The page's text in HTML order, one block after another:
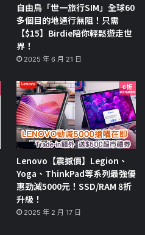
自由鳥「世一旅行SIM」全球60
多個目的地通行無阻！只需
【$15】Birdie陪你輕鬆遊走世
界！
2025 年 6 月 21 日
Lenovo【震撼價】Legion、
Yoga、ThinkPad等系列最強優
惠勁減5000元！SSD/RAM 8折
升級！
2025 年 2 月 17 日